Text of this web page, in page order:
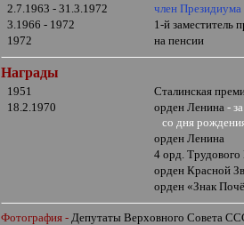
2.7.1963 - 31.3.1972
член
3.1966 - 1972
1-й заместитель
1972
на пенсии
Награды
1951
Сталинская
18.2.1970
орден Ленина-
со дня
орден Ленина
4 орд.
орден Красной
орден«Знак
Фотография - Депутаты Верховного Совета